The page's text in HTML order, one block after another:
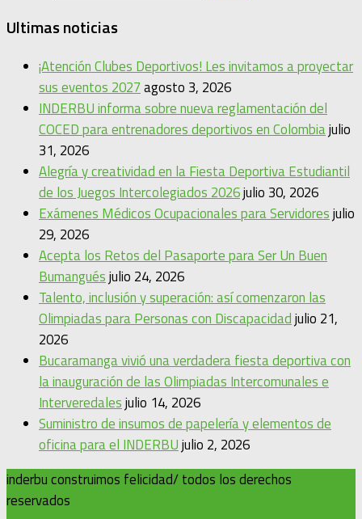
Ultimas noticias
¡Atención Clubes Deportivos! Les invitamos a proyectar
sus eventos 2027agosto 3, 2026
INDERBU informa sobre nueva reglamentación del
COCED para entrenadores deportivos en Colombiajulio
31, 2026
Alegría y creatividad en la Fiesta Deportiva Estudiantil
de los Juegos Intercolegiados 2026julio 30, 2026
Exámenes Médicos Ocupacionales para Servidoresjulio
29, 2026
Acepta los Retos del Pasaporte para Ser Un Buen
Bumanguésjulio 24, 2026
Talento, inclusión y superación: así comenzaron las
Olimpiadas para Personas con Discapacidadjulio 21,
2026
Bucaramanga vivió una verdadera fiesta deportiva con
la inauguración de las Olimpiadas Intercomunales e
Interveredalesjulio 14, 2026
Suministro de insumos de papelería y elementos de
oficina para el INDERBUjulio 2, 2026
inderbu construimos felicidad/ todos los derechos
reservados